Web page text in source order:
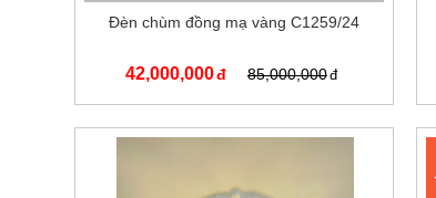
Đèn chùm đồng mạ vàng C1259/24
42,000,000 85,000,000